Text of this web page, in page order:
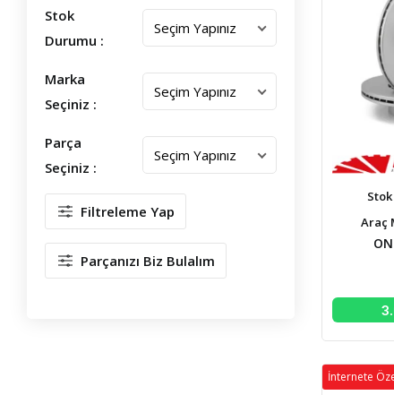
Stok
Durumu :
Marka
Seçiniz :
Parça
Seçiniz :
Filtreleme Yap
Parçanızı Biz Bulalım
Araç
İnternete